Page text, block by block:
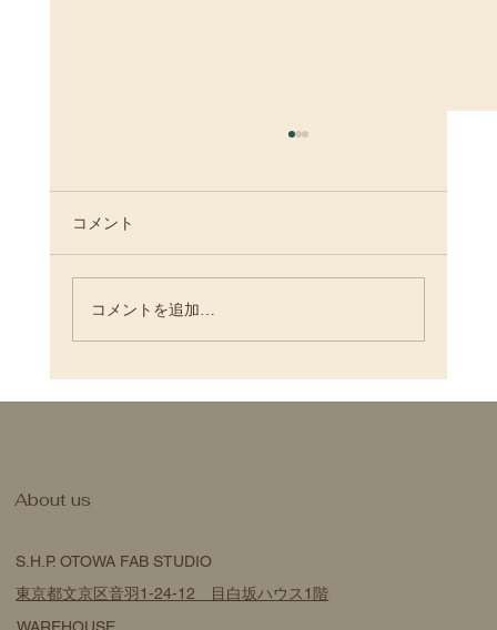
コメント
コメントを追加…
S.H.P. OTOWA FAB STUDIO
東京都文京区音羽1-24-12 目白坂ハウス1階
WAREHOUSE
​About us